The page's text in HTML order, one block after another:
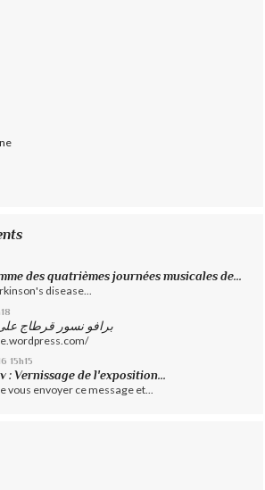
des quatrièmes journées musicales de...
disease...
برافو نسور قرطاج على
15h15
: Vernissage de l'exposition...
vous envoyer ce message et...